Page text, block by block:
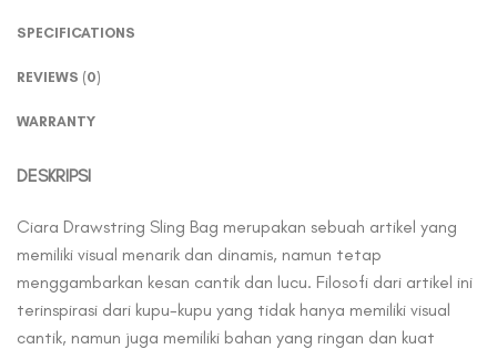
SPECIFICATIONS
REVIEWS (0)
WARRANTY
DESKRIPSI
Ciara Drawstring Sling Bag merupakan sebuah artikel yang
memiliki visual menarik dan dinamis, namun tetap
menggambarkan kesan cantik dan lucu. Filosofi dari artikel ini
terinspirasi dari kupu-kupu yang tidak hanya memiliki visual
cantik, namun juga memiliki bahan yang ringan dan kuat